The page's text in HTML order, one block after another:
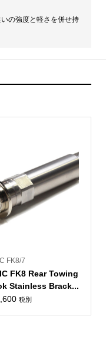
の強度と軽さを併せ持
FK8/7
FK8 Rear Towing
Stainless Brack...
税別